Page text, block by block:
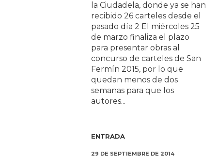
la Ciudadela, donde ya se han
recibido 26 carteles desde el
pasado día 2 El miércoles 25
de marzo finaliza el plazo
para presentar obras al
concurso de carteles de San
Fermín 2015, por lo que
quedan menos de dos
semanas para que los
autores...
ENTRADA
29 DE SEPTIEMBRE DE 2014